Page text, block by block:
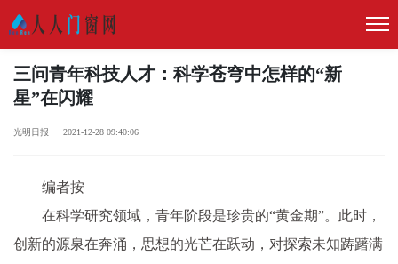
三问青年科技人才：科学苍穹中怎样的“新
星”在闪耀
光明日报 2021-12-28 09:40:06
编者按
在科学研究领域，青年阶段是珍贵的“黄金期”。此时，
创新的源泉在奔涌，思想的光芒在跃动，对探索未知踌躇满